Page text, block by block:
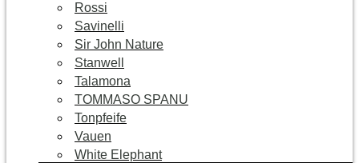
Rossi
Savinelli
Sir John Nature
Stanwell
Talamona
TOMMASO SPANU
Tonpfeife
Vauen
White Elephant